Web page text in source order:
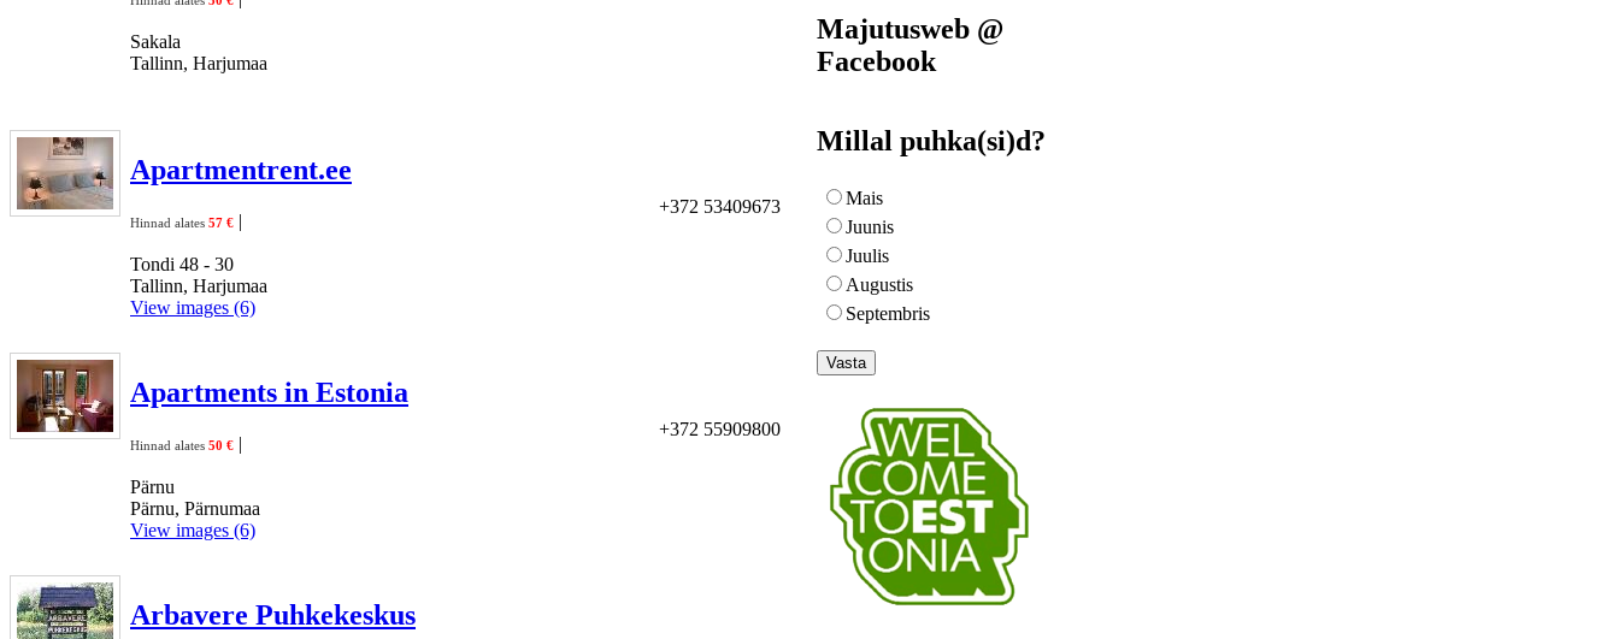
Sakala
Tallinn, Harjumaa
Apartmentrent.ee
Hinnad alates 57 € |
Tondi 48 - 30
Tallinn, Harjumaa
+372 53409673
View images (6)
Apartments in Estonia
Hinnad alates 50 € |
Pärnu
Pärnu, Pärnumaa
+372 55909800
View images (6)
Arbavere Puhkekeskus
Majutusweb @
Facebook
Millal puhka(si)d?
Mais
Juunis
Juulis
Augustis
Septembris